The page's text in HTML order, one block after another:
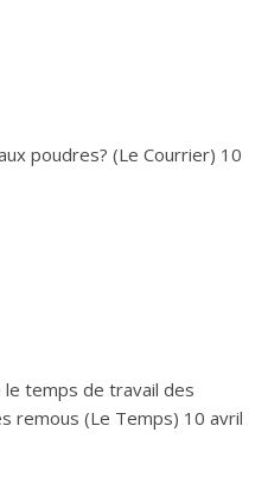
poudres? (Le Courrier) 10
le temps de travail des
remous (Le Temps) 10 avril